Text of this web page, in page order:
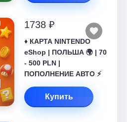
1738 ₽
♦️ КАРТА NINTENDO
eShop | ПОЛЬША 🌍 | 70
- 500 PLN |
ПОПОЛНЕНИЕ АВТО ⚡
Купить